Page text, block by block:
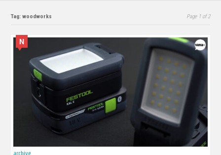
Tag: woodworks Page 1 of 2
N
archive